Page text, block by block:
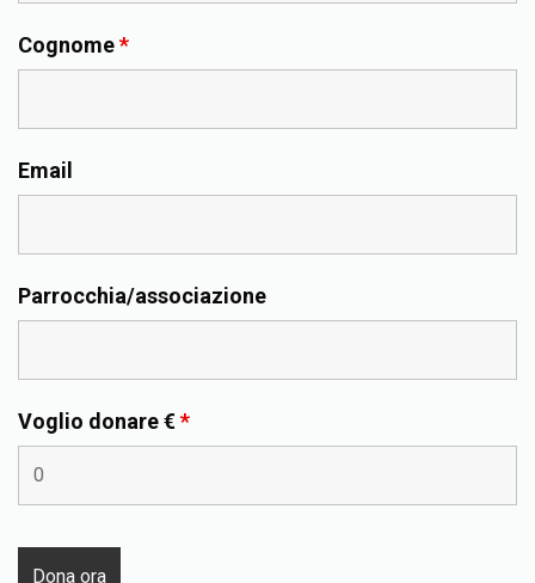
Cognome*
Email
Parrocchia/associazione
Voglio donare €*